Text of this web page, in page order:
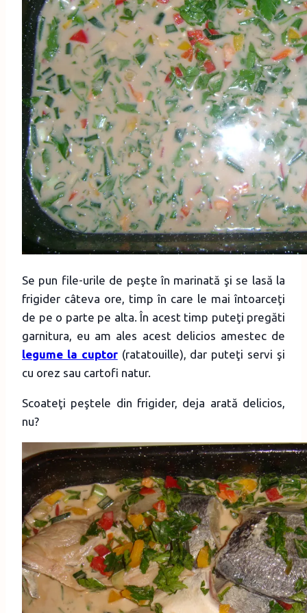
Se pun file-urile de peşte în marinată şi se lasă la
frigider câteva ore, timp în care le mai întoarceţi
de pe o parte pe alta. În acest timp puteţi pregăti
garnitura, eu am ales acest delicios amestec de
legume la cuptor(ratatouille), dar puteţi servi şi
cu orez sau cartofi natur.
Scoateţi peştele din frigider, deja arată delicios,
nu?